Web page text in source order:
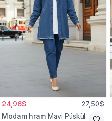
24,96$ 27,50$
Modamihram Mavi Püskül